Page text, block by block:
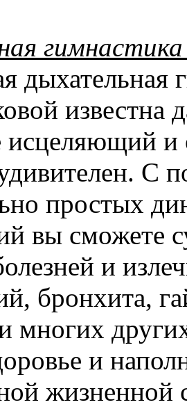
дыхательная
известна
исцеляющий и
С
простых
вы сможете
и
бронхита,
многих
и
жизненной